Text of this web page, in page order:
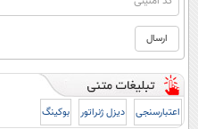
اعتبارسنجی دیزل ژنراتور بوکینگ